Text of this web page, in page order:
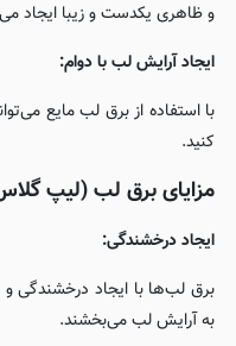
و ظاهری یکدست و زیبا ایجاد
ایجاد آرایش لب با دوام:
با استفاده از برق لب مایع
کنید.
مزایای برق لب (لیپ
ایجاد درخشندگی:
برق لب‌ها با ایجاد درخشندگی
به آرایش لب می‌بخشند.